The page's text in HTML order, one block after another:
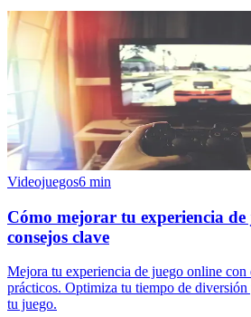
Videojuegos6 min
Cómo mejorar tu experiencia
consejos clave
Mejora tu experiencia de juego online con
prácticos. Optimiza tu tiempo de
tu juego.